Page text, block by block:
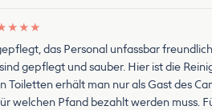
★ ★ ★
das Personal unfassbar
gepflegt und sauber. Hier ist die
Toiletten erhält man nur als Gast des
welchen Pfand bezahlt werden muss.